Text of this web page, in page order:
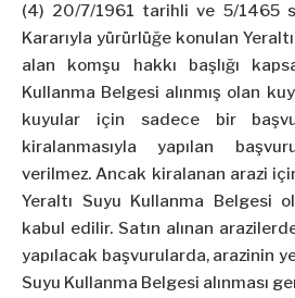
(4) 20/7/1961 tarihli ve 5/1465
Kararıyla yürürlüğe konulan
alan komşu hakkı başlığı
Kullanma Belgesi alınmış olan
kuyular için sadece bir
kiralanmasıyla yapılan
verilmez. Ancak kiralanan arazi
Yeraltı Suyu Kullanma Belgesi
kabul edilir. Satın alınan
yapılacak başvurularda, arazinin
Suyu Kullanma Belgesi alınması